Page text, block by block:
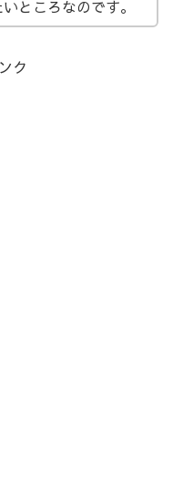
ところなのです。
ク